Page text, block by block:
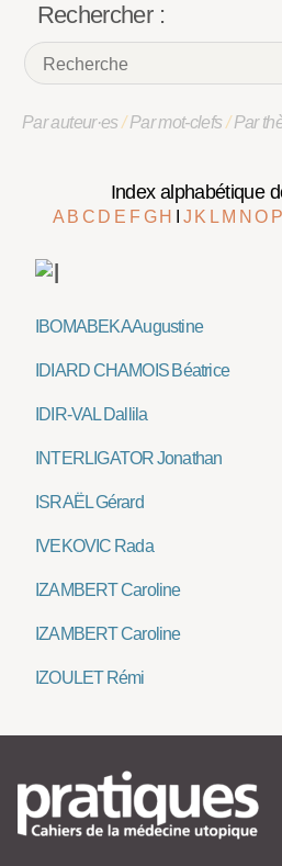
Rechercher :
Par auteur·es/Par mot-clefs/Par
Index alphabétique
A B C D E F G H J K L M NO P
IBOMABEKA Augustine
IDIARD CHAMOIS Béatrice
IDIR-VAL Dallila
INTERLIGATOR Jonathan
ISRAËL Gérard
IVEKOVIC Rada
IZAMBERT Caroline
IZAMBERT Caroline
IZOULET Rémi